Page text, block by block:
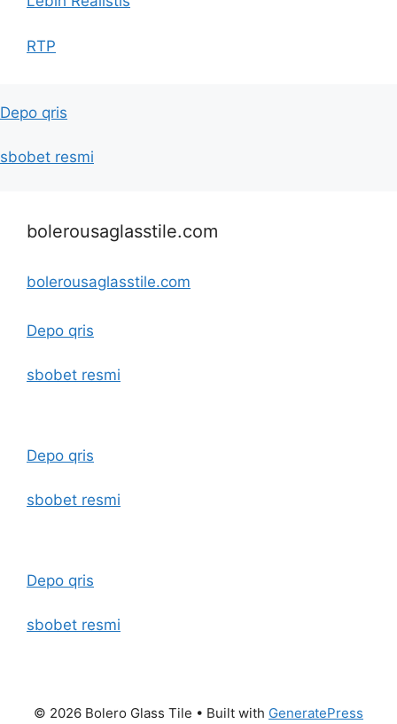
RTP
Depo qris
sbobet resmi
bolerousaglasstile.com
bolerousaglasstile.com
Depo qris
sbobet resmi
Depo qris
sbobet resmi
Depo qris
sbobet resmi
© 2026 Bolero Glass Tile • Built with GeneratePress